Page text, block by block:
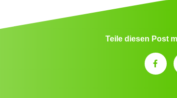
Teile diesen Post